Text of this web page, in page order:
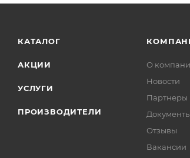
КАТАЛОГ
АКЦИИ
УСЛУГИ
ПРОИЗВОДИТЕЛИ
О
Новости
Партнеры
Документы
Отзывы
Вакансии